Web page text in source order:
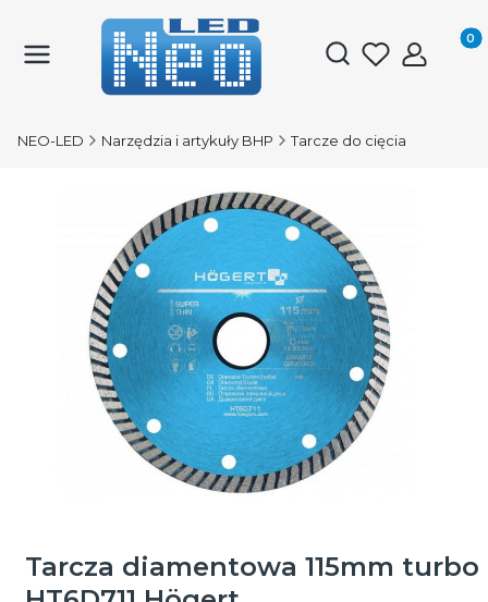
Otwórz
NEO-LED Narzędzia i artykuły BHP Tarcze do cięcia
Tarcza diamentowa 115mm turbo